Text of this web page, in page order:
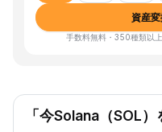
資産
手数料無料・350種類以
「今Solana（SOL